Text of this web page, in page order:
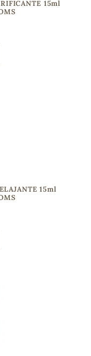
15ml
15ml